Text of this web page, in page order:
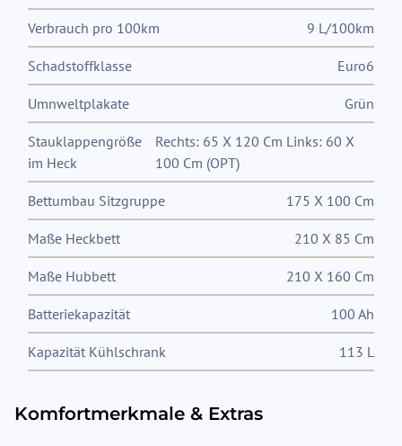
Verbrauch pro 100km 9 L/100km
Schadstoffklasse Euro6
Umnweltplakate Grün
Stauklappengröße
im Heck
Rechts: 65 X 120 Cm Links: 60 X
100 Cm (OPT)
Bettumbau Sitzgruppe 175 X 100 Cm
Maße Heckbett 210 X 85 Cm
Maße Hubbett 210 X 160 Cm
Batteriekapazität 100 Ah
Kapazität Kühlschrank 113 L
Komfortmerkmale & Extras